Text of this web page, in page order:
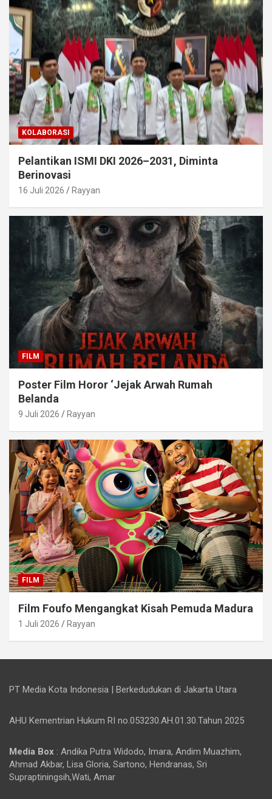
KOLABORASI
Pelantikan ISMI DKI 2026–2031, Diminta
Berinovasi
16 Juli 2026 Rayyan
FILM
Poster Film Horor ‘Jejak Arwah Rumah
Belanda
9 Juli 2026 Rayyan
FILM
Film Foufo Mengangkat Kisah Pemuda Madura
1 Juli 2026 Rayyan
PT Media Kota Indonesia | Berkedudukan di Jakarta Utara
AHU Kementrian Hukum RI no.053230.AH.01.30.Tahun 2025
Media Box : Andika Putra Widodo, Imara, Andim Muazhim,
Ahmad Akbar, Lisa Gloria, Sartono, Hendranas, Sri
Supraptiningsih,Wati, Amar